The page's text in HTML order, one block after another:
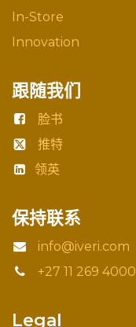
In-Store
Innovation
跟随我们
脸书
推特
领英
保持联系
info@iveri.com
+27 11 269 4000
Legal